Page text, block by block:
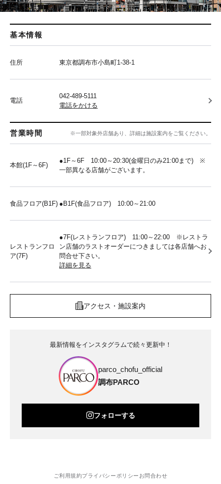
基本情報
住所 東京都調布市小島町1-38-1
電話
042-489-5111
電話をかける
営業時間 ※一部対象外店舗あり、詳細は施設案内をご覧ください。
本館(1F～6F)
●1F～6F 10:00～20:30(金曜日のみ21:00まで) ※
一部異なる店舗がございます。
食品フロア(B1F) ●B1F(食品フロア) 10:00～21:00
レストランフロ
ア(7F)
●7F(レストランフロア) 11:00～22:00 ※レストラ
ン店舗のラストオーダーにつきましては各店舗へお
問合せ下さい。
詳細を見る
アクセス・施設案内
最新情報をインスタグラムで続々更新中！
parco_chofu_official
調布PARCO
フォローする
ご利用規約プライバシーポリシー お問合わせ